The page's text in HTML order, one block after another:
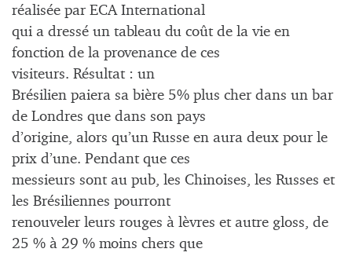
réalisée par ECA International
qui a dressé un tableau du coût de la vie en
fonction de la provenance de ces
visiteurs. Résultat : un
Brésilien paiera sa bière 5% plus cher dans un bar
de Londres que dans son pays
d’origine, alors qu’un Russe en aura deux pour le
prix d’une. Pendant que ces
messieurs sont au pub, les Chinoises, les Russes et
les Brésiliennes pourront
renouveler leurs rouges à lèvres et autre gloss, de
25 % à 29 % moins chers que